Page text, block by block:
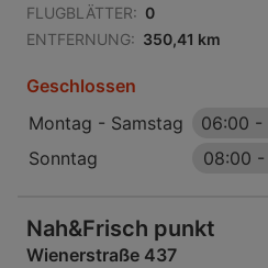
FLUGBLÄTTER: 0
ENTFERNUNG: 350,41 km
Geschlossen
Montag - Samstag
06:00 -
Sonntag
08:00 -
Nah&Frisch punkt
Wienerstraße 437